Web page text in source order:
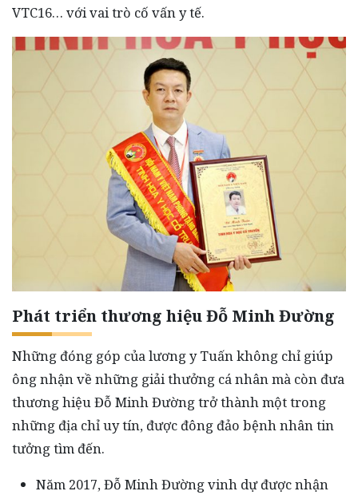
VTC16… với vai trò cố vấn y tế.
Phát triển thương hiệu Đỗ Minh Đường
Những đóng góp của lương y Tuấn không chỉ giúp
ông nhận về những giải thưởng cá nhân mà còn đưa
thương hiệu Đỗ Minh Đường trở thành một trong
những địa chỉ uy tín, được đông đảo bệnh nhân tin
tưởng tìm đến.
Năm 2017, Đỗ Minh Đường vinh dự được nhận